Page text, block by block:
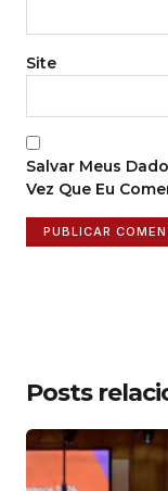
Site
Salvar Meus
Vez Que Eu
Posts